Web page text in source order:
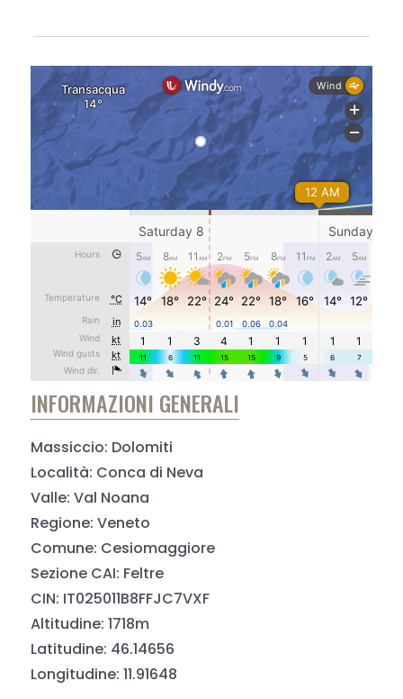
INFORMAZIONI GENERALI
Massiccio: Dolomiti
Località: Conca di Neva
Valle: Val Noana
Regione: Veneto
Comune: Cesiomaggiore
Sezione CAI: Feltre
CIN: IT025011B8FFJC7VXF
Altitudine: 1718m
Latitudine: 46.14656
Longitudine: 11.91648